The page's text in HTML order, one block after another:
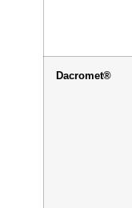
Dacromet®